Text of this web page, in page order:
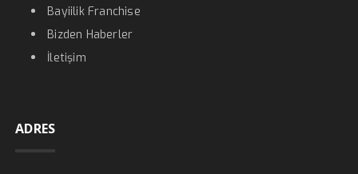
Bayiilik Franchise
Bizden Haberler
İletişim
ADRES